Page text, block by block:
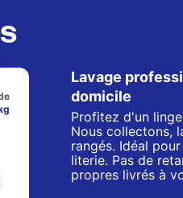
Lavage
domicile
Profitez d'un
Nous collectons,
rangés. Idéal
literie. Pas de
propres livrés à